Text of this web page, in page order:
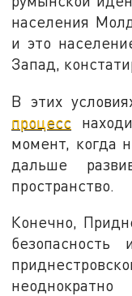
населения
и это
Запад,
В этих
процесс
момент, когда
дальше
пространство.
Конечно,